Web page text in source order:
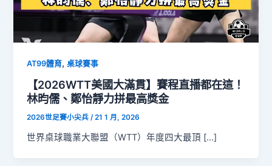
AT99體育,桌球賽事
【2026WTT美國大滿貫】賽程直播都在這！
林昀儒、鄭怡靜力拼最高獎金
2026世足賽小尖兵/21 1 月, 2026
世界桌球職業大聯盟（WTT）年度四大最頂 […]